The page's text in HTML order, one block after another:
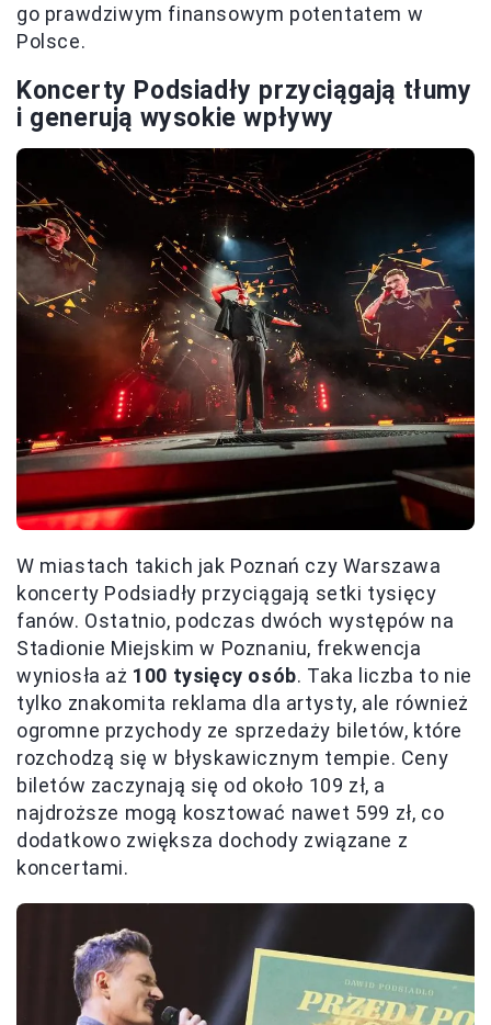
go prawdziwym finansowym potentatem w
Polsce.
Koncerty Podsiadły przyciągają tłumy
i generują wysokie wpływy
W miastach takich jak Poznań czy Warszawa
koncerty Podsiadły przyciągają setki tysięcy
fanów. Ostatnio, podczas dwóch występów na
Stadionie Miejskim w Poznaniu, frekwencja
wyniosła aż 100 tysięcy osób. Taka liczba to nie
tylko znakomita reklama dla artysty, ale również
ogromne przychody ze sprzedaży biletów, które
rozchodzą się w błyskawicznym tempie. Ceny
biletów zaczynają się od około 109 zł, a
najdroższe mogą kosztować nawet 599 zł, co
dodatkowo zwiększa dochody związane z
koncertami.